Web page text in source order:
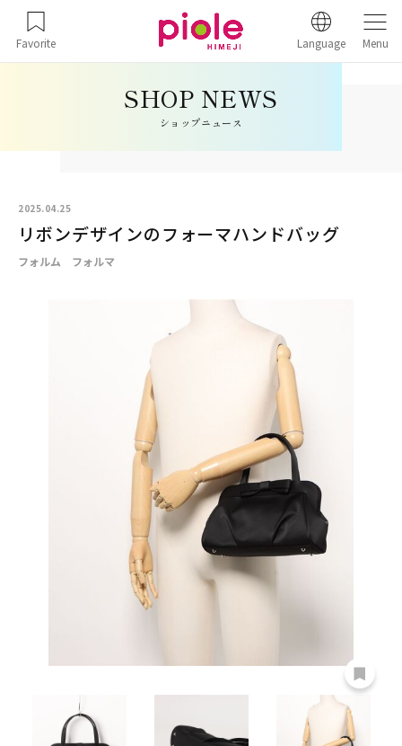
Favorite Language Menu
ショップニュース
2025.04.25
リボンデザインのフォーマハンドバッグ
フォルム フォルマ